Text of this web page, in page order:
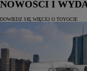
NOWOŚCI I
DOWIEDZ SIĘ WIĘCEJ O TOYOCIE